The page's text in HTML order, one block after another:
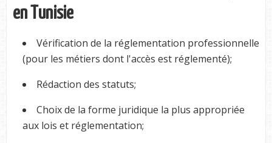
en Tunisie
Vérification de la réglementation professionnelle
(pour les métiers dont l'accès est réglementé);
Rédaction des statuts;
Choix de la forme juridique la plus appropriée
aux lois et réglementation;